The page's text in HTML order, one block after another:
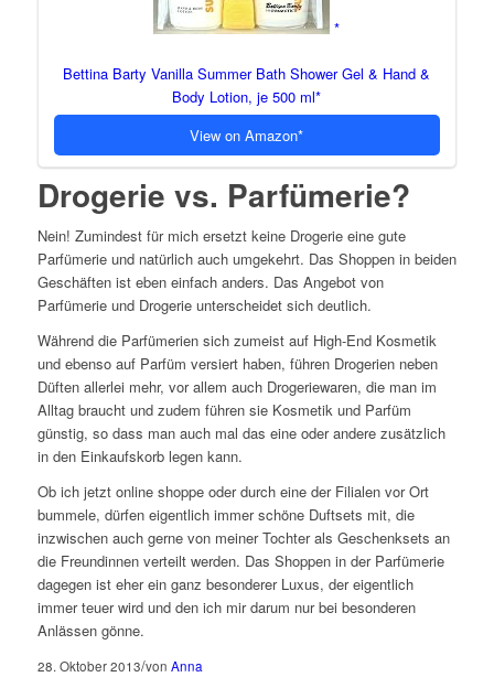
Bettina Barty Vanilla Summer Bath Shower Gel & Hand &
Body Lotion, je 500 ml
View on Amazon
Drogerie vs. Parfümerie?
Nein! Zumindest für mich ersetzt keine Drogerie eine gute
Parfümerie und natürlich auch umgekehrt. Das Shoppen in beiden
Geschäften ist eben einfach anders. Das Angebot von
Parfümerie und Drogerie unterscheidet sich deutlich.
Während die Parfümerien sich zumeist auf High-End Kosmetik
und ebenso auf Parfüm versiert haben, führen Drogerien neben
Düften allerlei mehr, vor allem auch Drogeriewaren, die man im
Alltag braucht und zudem führen sie Kosmetik und Parfüm
günstig, so dass man auch mal das eine oder andere zusätzlich
in den Einkaufskorb legen kann.
Ob ich jetzt online shoppe oder durch eine der Filialen vor Ort
bummele, dürfen eigentlich immer schöne Duftsets mit, die
inzwischen auch gerne von meiner Tochter als Geschenksets an
die Freundinnen verteilt werden. Das Shoppen in der Parfümerie
dagegen ist eher ein ganz besonderer Luxus, der eigentlich
immer teuer wird und den ich mir darum nur bei besonderen
Anlässen gönne.
28. Oktober 2013/von Anna